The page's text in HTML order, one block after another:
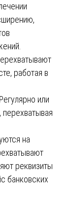
работая в
или
на
реквизиты
банковских